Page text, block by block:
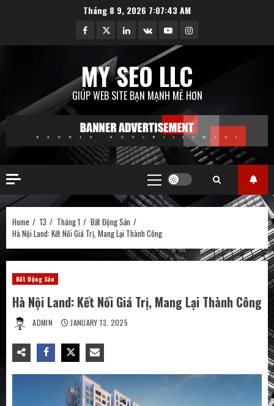
Tháng 8 9, 2026 7:07:45 AM
Facebook
TwitterLinkedin
VK YoutubeInstagram
MY SEO LLC
GIÚP WEB SITE BẠN MẠNH MẼ HƠN
Primary
Menu
Home 13 Tháng 1
Bất Động Sản
Hà Nội Land: Kết Nối Giá Trị, Mang Lại Thành Công
Bất Động Sản
Hà Nội Land: Kết Nối Giá Trị, Mang Lại Thành Công
ADMIN JANUARY 13, 2025